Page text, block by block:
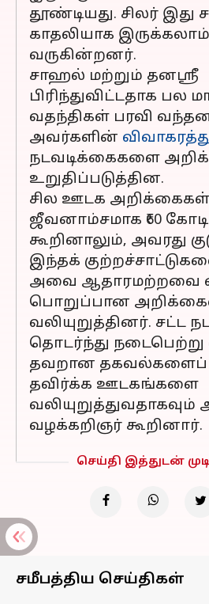
தூண்டியது. சிலர் இது
காதலியாக இருக்கலாம்
வருகின்றனர்.
சாஹல் மற்றும் தனஸ்ரீ
பிரிந்துவிட்டதாக பல
வதந்திகள் பரவி
அவர்களின்
நடவடிக்கைகளை
உறுதிப்படுத்தின.
சில ஊடக
ஜீவனாம்சமாக ₹60
கூறினாலும், அவரது
இந்தக்
அவை ஆதாரமற்றவை
பொறுப்பான
வலியுறுத்தினர். சட்ட
தொடர்ந்து நடைபெற்று
தவறான தகவல்களைப்
தவிர்க்க ஊடகங்களை
வலியுறுத்துவதாகவும்
வழக்கறிஞர் கூறினார்.
செய்தி இத்துடன்
சமீபத்திய செய்திகள்